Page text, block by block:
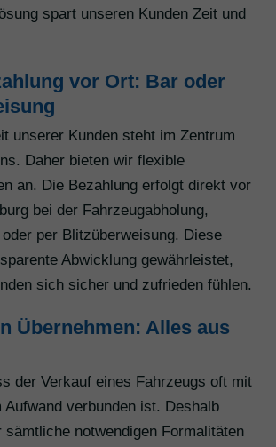
spart unseren Kunden Zeit und
vor Ort: Bar oder
unserer Kunden steht im Zentrum
Daher bieten wir flexible
an. Die Bezahlung erfolgt direkt vor
bei der Fahrzeugabholung,
per Blitzüberweisung. Diese
Abwicklung gewährleistet,
sich sicher und zufrieden fühlen.
Übernehmen: Alles aus
der Verkauf eines Fahrzeugs oft mit
Aufwand verbunden ist. Deshalb
sämtliche notwendigen Formalitäten